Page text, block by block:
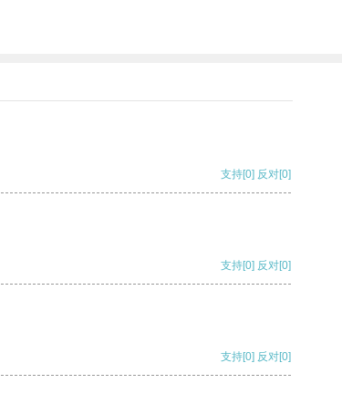
支持[0] 反对[0]
支持[0] 反对[0]
支持[0] 反对[0]